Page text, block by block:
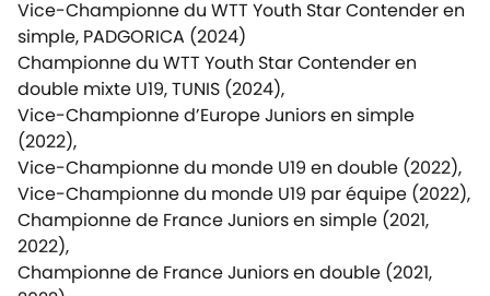
Vice-Championne du WTT Youth Star Contender en
simple, PADGORICA (2024)
Championne du WTT Youth Star Contender en
double mixte U19, TUNIS (2024),
Vice-Championne d’Europe Juniors en simple
(2022),
Vice-Championne du monde U19 en double (2022),
Vice-Championne du monde U19 par équipe (2022),
Championne de France Juniors en simple (2021,
2022),
Championne de France Juniors en double (2021,